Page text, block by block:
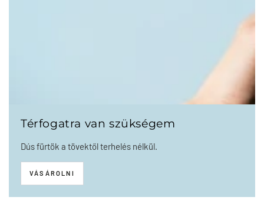
Térfogatra van szükségem
Dús fürtök a tövektől terhelés nélkül.
VÁSÁROLNI